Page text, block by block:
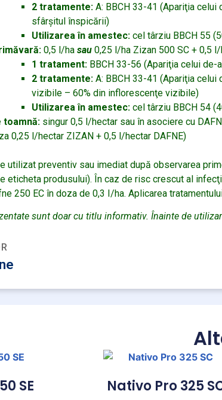
2 tratamente: A: BBCH 33-41 (Apariţia
sfârşitul înspicării)
Utilizarea în amestec: cel târziu BBCH 55
0,5 l/ha sau 0,25 l/ha Zizan 500 SC + 0,5
1 tratament: BBCH 33-56 (Apariţia celui
2 tratamente: A: BBCH 33-41 (Apariţia
vizibile – 60% din inflorescenţe vizibile)
Utilizarea în amestec: cel târziu BBCH 54
toamnă: singur 0,5 l/hectar sau în asociere cu
0,25 l/hectar ZIZAN + 0,5 l/hectar DAFNE)
utilizat preventiv sau imediat după observarea
eticheta produsului). În caz de risc crescut al
250 EC în doza de 0,3 I/ha. Aplicarea
sunt doar cu titlu informativ. Înainte de
SE Nativo Pro 325